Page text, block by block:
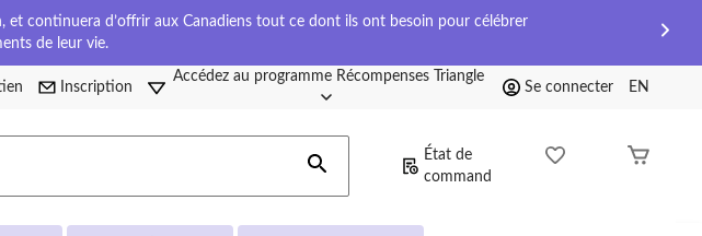
et continuera d’offrir aux Canadiens tout ce dont ils ont besoin pour célébrer
de leur vie.
Inscription
Accédez au programme Récompenses Triangle
Se connecter EN
État de
command